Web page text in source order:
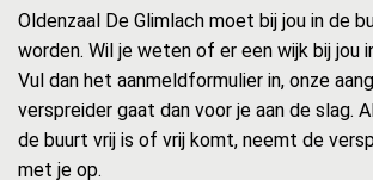
Oldenzaal De Glimlach moet bij jou in de
worden. Wil je weten of er een wijk bij jou
Vul dan het aanmeldformulier in, onze
verspreider gaat dan voor je aan de slag.
de buurt vrij is of vrij komt, neemt de
met je op.